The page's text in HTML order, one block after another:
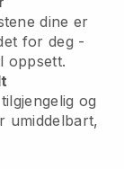
dine er
for deg -
oppsett.
og
umiddelbart,